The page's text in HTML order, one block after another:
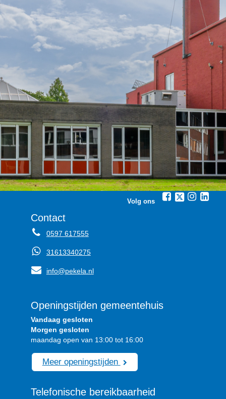
Volg ons
Contact
0597 617555
31613340275
info@pekela.nl
Openingstijden gemeentehuis
Vandaag gesloten
Morgen gesloten
maandag open van 13:00 tot 16:00
Meer openingstijden
Telefonische bereikbaarheid